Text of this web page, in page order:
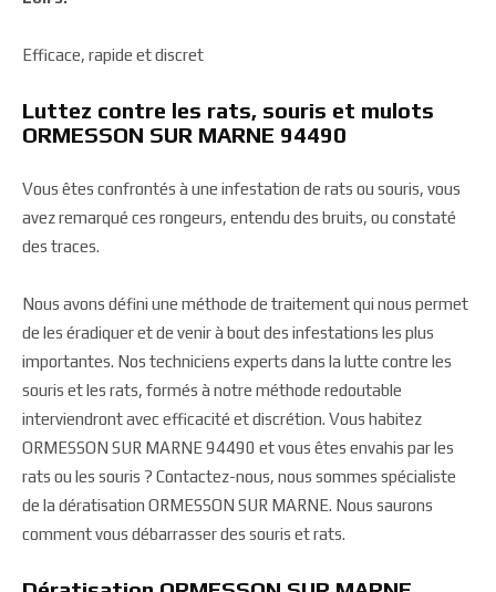
Efficace, rapide et discret
Luttez contre les rats, souris et mulots
ORMESSON SUR MARNE 94490
Vous êtes confrontés à une infestation de rats ou souris, vous
avez remarqué ces rongeurs, entendu des bruits, ou constaté
des traces.
Nous avons défini une méthode de traitement qui nous permet
de les éradiquer et de venir à bout des infestations les plus
importantes. Nos techniciens experts dans la lutte contre les
souris et les rats, formés à notre méthode redoutable
interviendront avec efficacité et discrétion. Vous habitez
ORMESSON SUR MARNE 94490 et vous êtes envahis par les
rats ou les souris ? Contactez-nous, nous sommes spécialiste
de la dératisation ORMESSON SUR MARNE. Nous saurons
comment vous débarrasser des souris et rats.